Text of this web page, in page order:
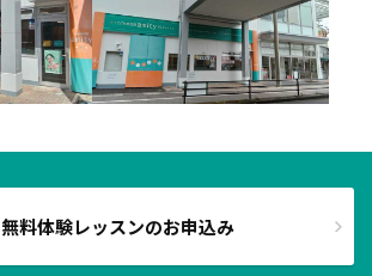
無料体験レッスンのお申込み